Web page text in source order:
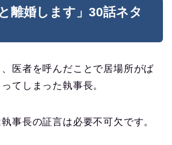
離婚します」30話ネタ
医者を呼んだことで居場所がば
てしまった執事長。
事長の証言は必要不可欠です。